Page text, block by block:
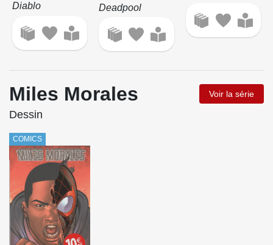
Diablo
Deadpool
Miles Morales Voir la série
Dessin
COMICS